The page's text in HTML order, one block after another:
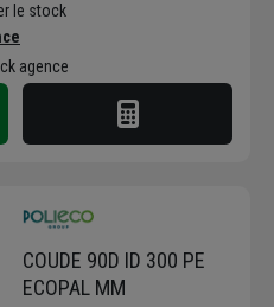
le stock
agence
COUDE 90D ID 300 PE
ECOPAL MM